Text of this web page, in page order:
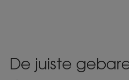
De juiste